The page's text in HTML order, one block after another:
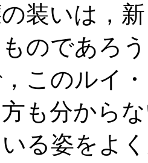
装いは，
のであろ
このルイ
も分から
る姿をよ